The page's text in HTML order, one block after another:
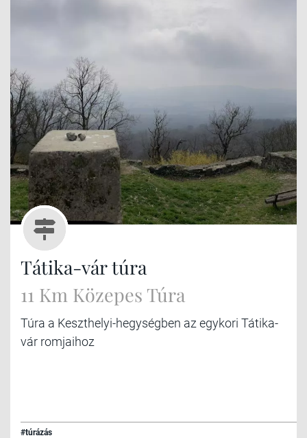
Tátika-vár túra
11 Km Közepes Túra
Túra a Keszthelyi-hegységben az egykori Tátika-
vár romjaihoz
#túrázás